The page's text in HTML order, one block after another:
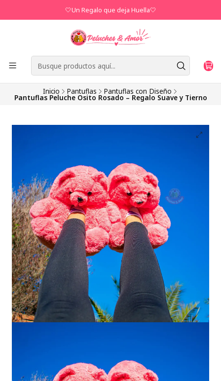
🤍Un Regalo que deja Huella🤍
Inicio Pantuflas Pantuflas con Diseño
Pantuflas Peluche Osito Rosado – Regalo Suave y Tierno